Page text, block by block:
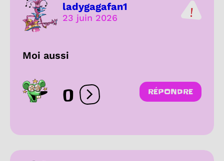
ladygagafan1
23 juin 2026
Moi aussi
0 Ouvrir les réactions
RÉPONDRE